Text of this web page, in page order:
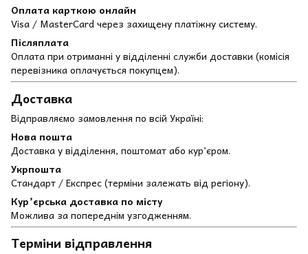
Оплата карткою онлайн
Visa / MasterCard через захищену платіжну систему.
Післяплата
Оплата при отриманні у відділенні служби доставки (комісія
перевізника оплачується покупцем).
Доставка
Відправляємо замовлення по всій Україні:
Нова пошта
Доставка у відділення, поштомат або кур’єром.
Укрпошта
Стандарт / Експрес (терміни залежать від регіону).
Кур’єрська доставка по місту
Можлива за попереднім узгодженням.
Терміни відправлення